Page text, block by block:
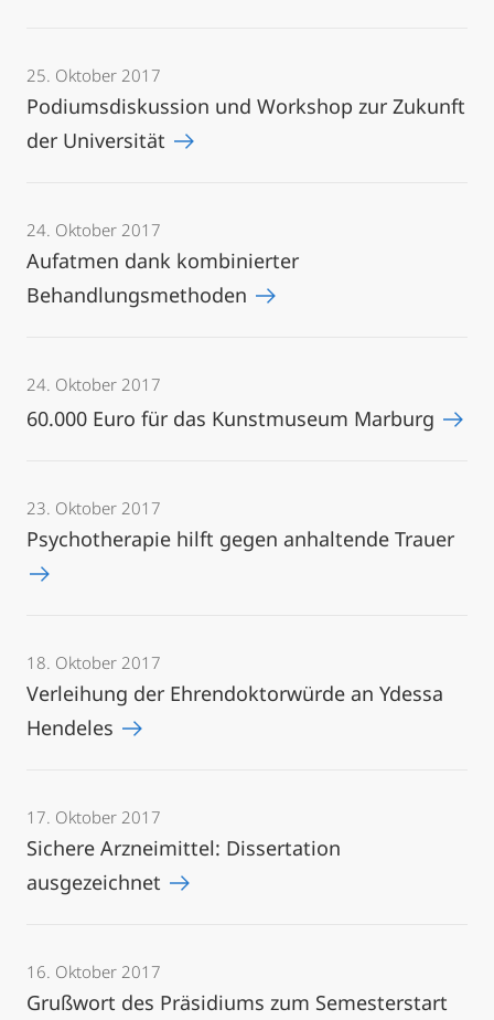
25. Oktober 2017
Podiumsdiskussion und Workshop zur Zukunft
der Universität
24. Oktober 2017
Aufatmen dank kombinierter
Behandlungsmethoden
24. Oktober 2017
60.000 Euro für das Kunstmuseum Marburg
23. Oktober 2017
Psychotherapie hilft gegen anhaltende Trauer
18. Oktober 2017
Verleihung der Ehrendoktorwürde an Ydessa
Hendeles
17. Oktober 2017
Sichere Arzneimittel: Dissertation
ausgezeichnet
16. Oktober 2017
Grußwort des Präsidiums zum Semesterstart